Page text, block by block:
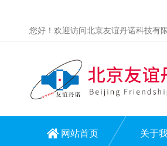
您好！欢迎访问北京友谊丹诺科技有
网站首页 关于